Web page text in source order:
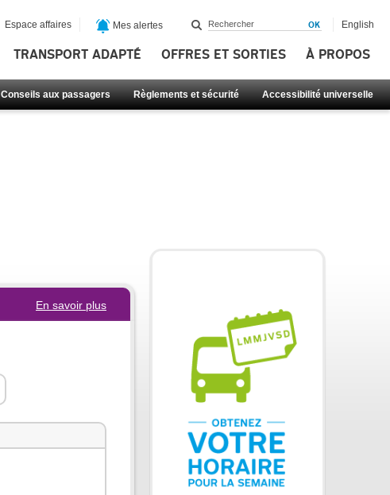
TRANSPORT ADAPTÉ OFFRES ET SORTIES À PROPOS
Conseils aux passagers Règlements et sécurité Accessibilité universelle
Espace affaires Mes alertes English
En savoir plus